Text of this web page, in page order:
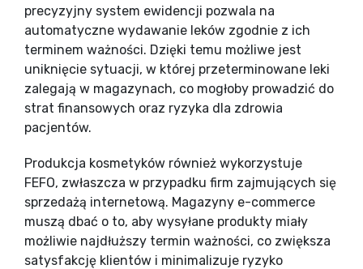
precyzyjny system ewidencji pozwala na
automatyczne wydawanie leków zgodnie z ich
terminem ważności. Dzięki temu możliwe jest
uniknięcie sytuacji, w której przeterminowane leki
zalegają w magazynach, co mogłoby prowadzić do
strat finansowych oraz ryzyka dla zdrowia
pacjentów.
Produkcja kosmetyków również wykorzystuje
FEFO, zwłaszcza w przypadku firm zajmujących się
sprzedażą internetową. Magazyny e-commerce
muszą dbać o to, aby wysyłane produkty miały
możliwie najdłuższy termin ważności, co zwiększa
satysfakcję klientów i minimalizuje ryzyko